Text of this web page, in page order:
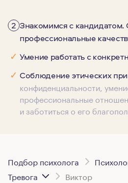
2 Знакомимся с кандидатом.
профессиональные
✓ Умение работать с
✓ Соблюдение этических
конфиденциальности,
профессиональные
и заботиться о его
Подбор психолога
Тревога
Виктор